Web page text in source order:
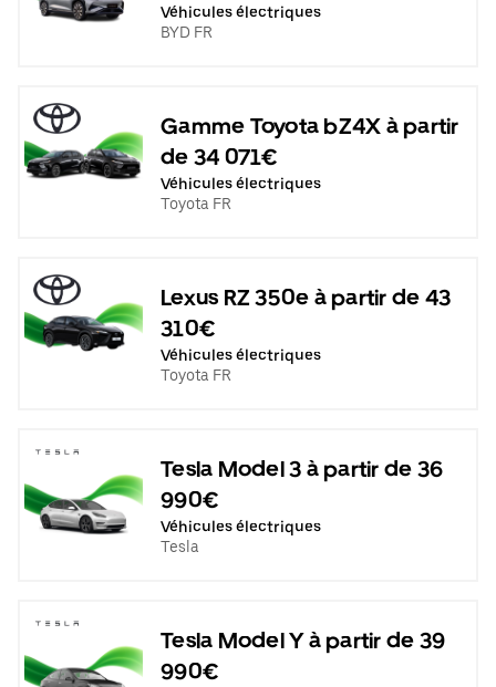
Véhicules électriques
BYD FR
Gamme Toyota bZ4X à partir
de 34 071€
Véhicules électriques
Toyota FR
Lexus RZ 350e à partir de 43
310€
Véhicules électriques
Toyota FR
Tesla Model 3 à partir de 36
990€
Véhicules électriques
Tesla
Tesla Model Y à partir de 39
990€